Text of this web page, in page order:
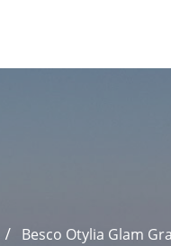
Besco Otylia Glam